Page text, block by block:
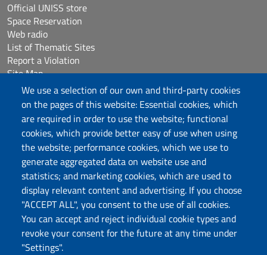
We use a selection of our own and third-party cookies
on the pages of this website: Essential cookies, which
are required in order to use the website; functional
cookies, which provide better easy of use when using
the website; performance cookies, which we use to
generate aggregated data on website use and
statistics; and marketing cookies, which are used to
display relevant content and advertising. If you choose
"ACCEPT ALL", you consent to the use of all cookies.
You can accept and reject individual cookie types and
revoke your consent for the future at any time under
"Settings".
Università degli Studi di Sassari
Piazza Università 21, Sassari
Tel.: 800 882994 (toll-free number)
RECTOR:rettore@uniss.it
PEC:protocollo@pec.uniss.it
Official UNISS store
Space Reservation
Web radio
List of Thematic Sites
Report a Violation
Site Map
Accessibilità
Cookie Settings
Follow us
Chatta con noi